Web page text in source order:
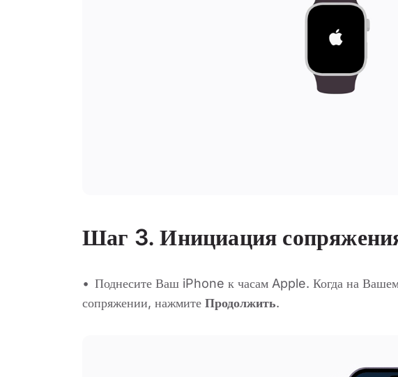
Шаг 3.Инициация
Поднесите Ваш iPhone к часам Apple. Когда на
сопряжении, нажмите Продолжить.